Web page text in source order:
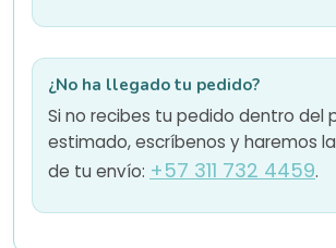
¿No ha llegado tu pedido?
Si no recibes tu pedido dentro del
estimado, escríbenos y haremos
de tu envío: +57 311 732 4459.